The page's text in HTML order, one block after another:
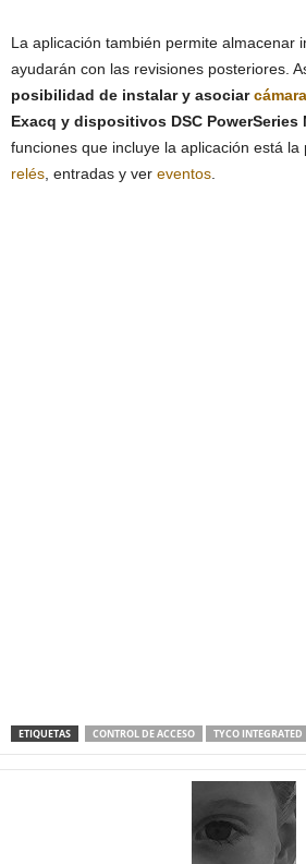
La aplicación también permite almacenar
ayudarán con las revisiones posteriores.
posibilidad de instalar y asociar
Exacq y dispositivos DSC PowerSeries
funciones que incluye la aplicación está la
relés , entradas y ver eventos
ETIQUETAS CONTROL DE ACCESO TYCO INTEGRATED